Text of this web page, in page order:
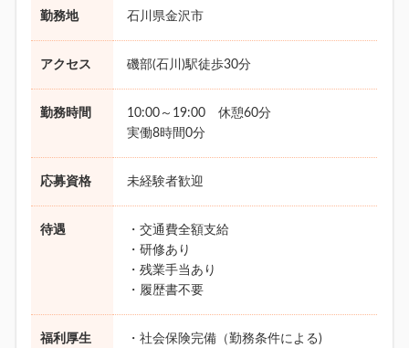
勤務地 石川県金沢市
アクセス 磯部(石川)駅徒歩30分
勤務時間
10:00～19:00 休憩60分
実働8時間0分
応募資格 未経験者歓迎
待遇
・交通費全額支給
・研修あり
・残業手当あり
・履歴書不要
福利厚生
・社会保険完備（勤務条件による)